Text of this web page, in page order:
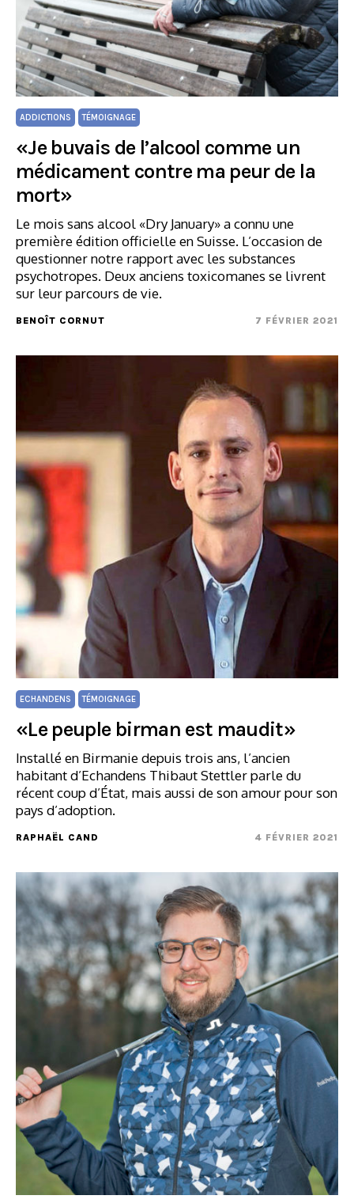
ADDICTIONS TÉMOIGNAGE
«Je buvais de l’alcool comme un
médicament contre ma peur de la
mort»
Le mois sans alcool «Dry January» a connu une
première édition officielle en Suisse. L’occasion de
questionner notre rapport avec les substances
psychotropes. Deux anciens toxicomanes se livrent
sur leur parcours de vie.
BENOÎT CORNUT 7 FÉVRIER 2021
ECHANDENS TÉMOIGNAGE
«Le peuple birman est maudit»
Installé en Birmanie depuis trois ans, l’ancien
habitant d’Echandens Thibaut Stettler parle du
récent coup d’État, mais aussi de son amour pour son
pays d’adoption.
RAPHAËL CAND 4 FÉVRIER 2021